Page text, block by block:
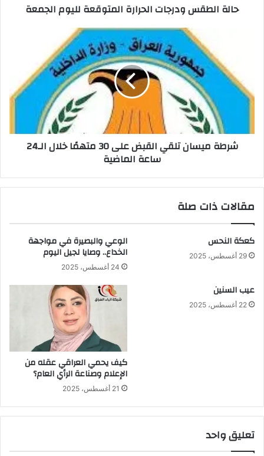
حالة الطقس ودرجات الحرارة المتوقعة لليوم الجمعة
على
30
الـ24
ساعة
شرطة ميسان تلقي القبض على 30 متهمًا خلال الـ24
ساعة الماضية
مقالات ذات صلة
كعكة النحس
29 أغسطس، 2025
الوعي والبصيرة في مواجهة
الخداع.. وصايا لجيل اليوم
24 أغسطس، 2025
عيب السنين
22 أغسطس، 2025
كيف يحمي العراقي عقله من
الإعلام وصناعة الرأي العام؟
21 أغسطس، 2025
تعليق واحد